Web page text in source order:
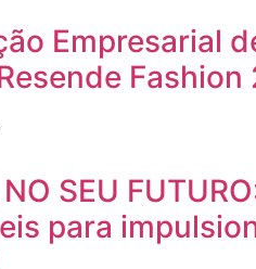
Empresarial
Fashion
SEU
para